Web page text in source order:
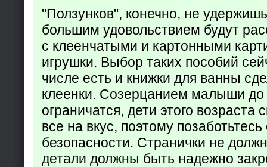
"Ползунков", конечно, не
большим удовольствием будут
с клеенчатыми и картонными
игрушки. Выбор таких пособий
числе есть и книжки для ванны
клеенки. Созерцанием малыши до
ограничатся, дети этого возраста
все на вкус, поэтому позаботьтесь
безопасности. Странички не
детали должны быть надежно